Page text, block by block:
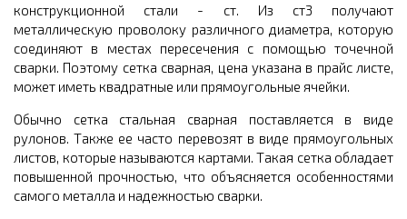
конструкционной стали - ст. Из ст3 получают
металлическую проволоку различного диаметра, которую
соединяют в местах пересечения с помощью точечной
сварки. Поэтому сетка сварная, цена указана в прайс листе,
может иметь квадратные или прямоугольные ячейки.
Обычно сетка стальная сварная поставляется в виде
рулонов. Также ее часто перевозят в виде прямоугольных
листов, которые называются картами. Такая сетка обладает
повышенной прочностью, что объясняется особенностями
самого металла и надежностью сварки.